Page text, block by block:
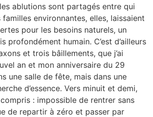
ablutions sont partagés entre qui
environnantes, elles, laissaient
pour les besoins naturels, un
profondément humain. C’est d’ailleurs
et trois bâillements, que j’ai
an et mon anniversaire du 29
une salle de fête, mais dans une
d’essence. Vers minuit et demi,
: impossible de rentrer sans
de repartir à zéro et passer par